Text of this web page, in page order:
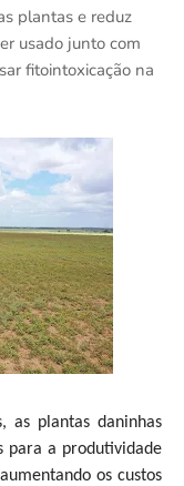
plantas e reduz
usado junto com
fitointoxicação na
as plantas daninhas
para a produtividade
os custos